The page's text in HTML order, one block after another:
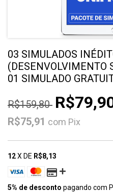
03 SIMULADOS
(DESENVOLVIMENTO
01 SIMULADO
R$159,80
R$75,91 com Pix
12X DE R$8,13
5% de desconto pagando com